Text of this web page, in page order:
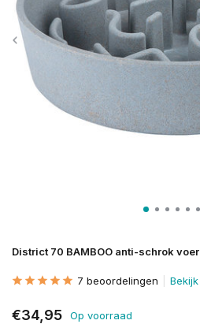
District 70 BAMBOO anti-schrok
7 beoordelingen
€34,95 Op voorraad